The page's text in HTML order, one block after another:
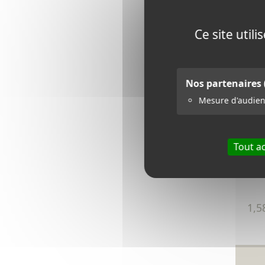
Ce site
Nos partenaires
Mesure
Tout